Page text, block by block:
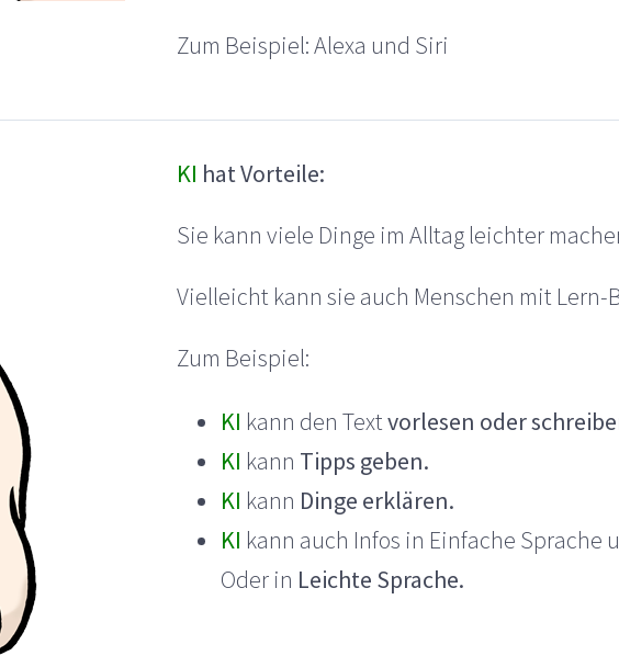
Zum Beispiel: Alexa und Siri
KI hat Vorteile:
Sie kann viele Dinge im Alltag leichter
Vielleicht kann sie auch Menschen mit
Zum Beispiel:
KI kann den Textvorlesen oder
KI kann Tipps geben.
KI kann Dinge erklären.
KI kann auch Infos in Einfache Sprache
Oder in Leichte Sprache.